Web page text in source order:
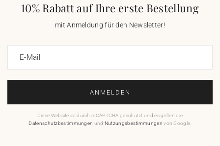
10% Rabatt auf Ihre erste Bestellung
mit Anmeldung für den Newsletter!
E-Mail
ANMELDEN
Diese Website ist durch reCAPTCHA geschützt und es gelten die
Datenschutzbestimmungen und Nutzungsbestimmungen von Google.